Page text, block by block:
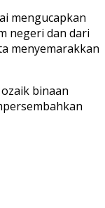
mengucapkan
negeri dan dari
menyemarakkan
binaan